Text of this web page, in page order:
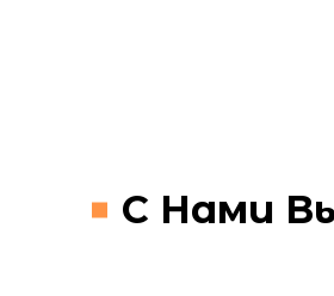
С Нами